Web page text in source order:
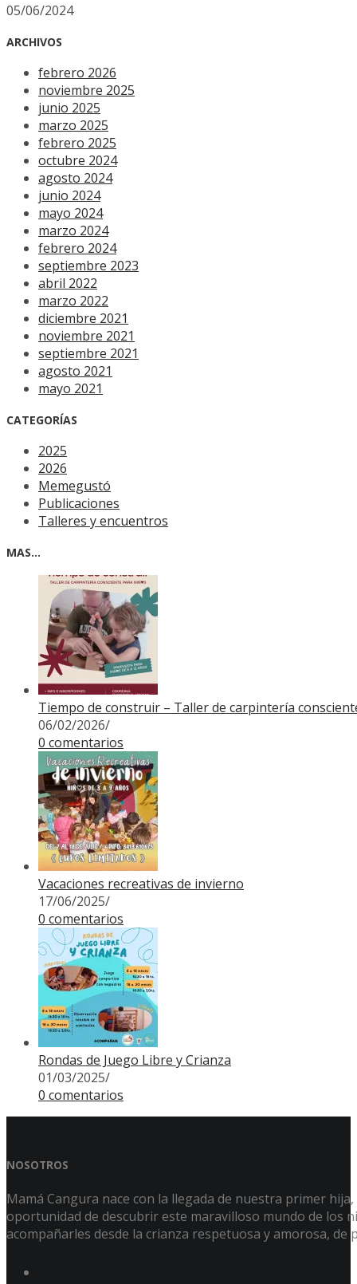
05/06/2024
ARCHIVOS
febrero 2026
noviembre 2025
junio 2025
marzo 2025
febrero 2025
octubre 2024
agosto 2024
junio 2024
mayo 2024
marzo 2024
febrero 2024
septiembre 2023
abril 2022
marzo 2022
diciembre 2021
noviembre 2021
septiembre 2021
agosto 2021
mayo 2021
CATEGORÍAS
2025
2026
Memegustó
Publicaciones
Talleres y encuentros
MAS…
Tiempo de construir – Taller de carpintería
06/02/2026/
0 comentarios
Vacaciones recreativas de invierno
17/06/2025/
0 comentarios
Rondas de Juego Libre y Crianza
01/03/2025/
0 comentarios
NOSOTROS
Mamá Cangura nace con la llegada de nuestra primer
oportunidad de descubrir este maravilloso mundo de los
acompañarles desde la crianza respetuosa y amorosa, de